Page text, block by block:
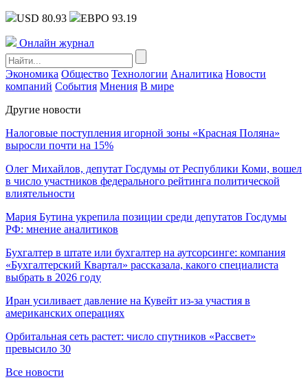
USD 80.93 ЕВРО 93.19
Онлайн журнал
Экономика Общество Технологии Аналитика Новости
компаний События Мнения В мире
Другие новости
Налоговые поступления игорной зоны «Красная Поляна»
выросли почти на 15%
Олег Михайлов, депутат Госдумы от Республики Коми, вошел
в число участников федерального рейтинга политической
влиятельности
Мария Бутина укрепила позиции среди депутатов Госдумы
РФ: мнение аналитиков
Бухгалтер в штате или бухгалтер на аутсорсинге: компания
«Бухгалтерский Квартал» рассказала, какого специалиста
выбрать в 2026 году
Иран усиливает давление на Кувейт из-за участия в
американских операциях
Орбитальная сеть растет: число спутников «Рассвет»
превысило 30
Все новости